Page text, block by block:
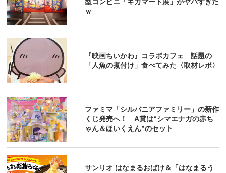
ｗ
『映画ちいかわ』コラボカフェ 話題の
「人魚の煮付け」食べてみた〈取材レポ〉
ファミマ「シルバニアファミリー」の新作
くじ発売へ！ A賞は“シマエナガの赤ち
ゃん＆ほいくえん”のセット
サンリオ はなまるおばけ＆「はなまるう